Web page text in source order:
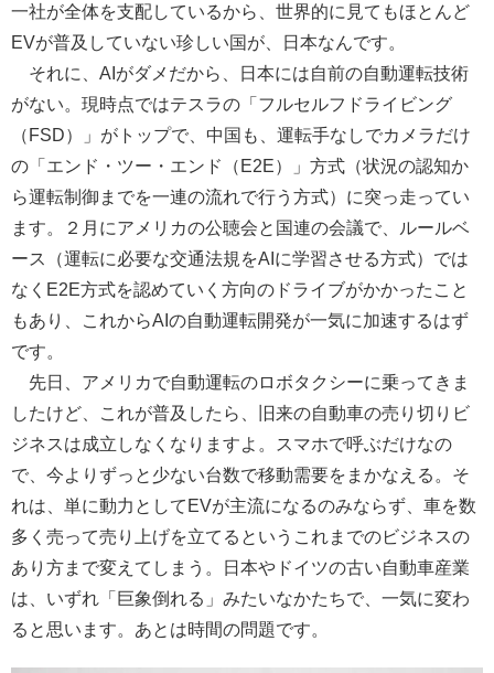
一社が全体を支配しているから、世界的に見てもほとんど
EVが普及していない珍しい国が、日本なんです。
それに、AIがダメだから、日本には自前の自動運転技術
がない。現時点ではテスラの「フルセルフドライビング
（FSD）」がトップで、中国も、運転手なしでカメラだけ
の「エンド・ツー・エンド（E2E）」方式（状況の認知か
ら運転制御までを一連の流れで行う方式）に突っ走ってい
ます。２月にアメリカの公聴会と国連の会議で、ルールベ
ース（運転に必要な交通法規をAIに学習させる方式）では
なくE2E方式を認めていく方向のドライブがかかったこと
もあり、これからAIの自動運転開発が一気に加速するはず
です。
先日、アメリカで自動運転のロボタクシーに乗ってきま
したけど、これが普及したら、旧来の自動車の売り切りビ
ジネスは成立しなくなりますよ。スマホで呼ぶだけなの
で、今よりずっと少ない台数で移動需要をまかなえる。そ
れは、単に動力としてEVが主流になるのみならず、車を数
多く売って売り上げを立てるというこれまでのビジネスの
あり方まで変えてしまう。日本やドイツの古い自動車産業
は、いずれ「巨象倒れる」みたいなかたちで、一気に変わ
ると思います。あとは時間の問題です。